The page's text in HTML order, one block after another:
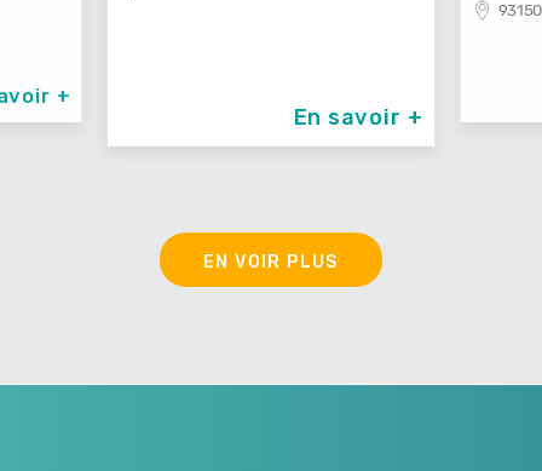
En savoir +
93150 Le Blanc
EN VOIR PLUS